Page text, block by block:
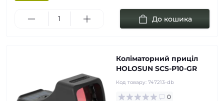
До кошика
Коліматорний приціл
HOLOSUN SCS-P10-GR
Код товару: 747213-db
0